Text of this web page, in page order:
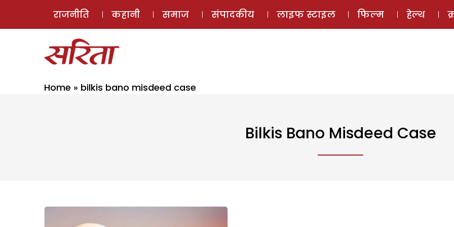
ई-मैगज़ीन
राजनीति कहानी समाज संपादकीय लाइफ स्टाइल फिल्म हेल्थ
Home » bilkis bano misdeed case
Bilkis Bano Misdeed Case